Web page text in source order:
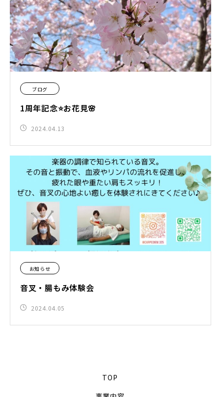
ブログ
1周年記念⭐️お花見🌸
2024.04.13
お知らせ
音叉・腸もみ体験会
2024.04.05
TOP